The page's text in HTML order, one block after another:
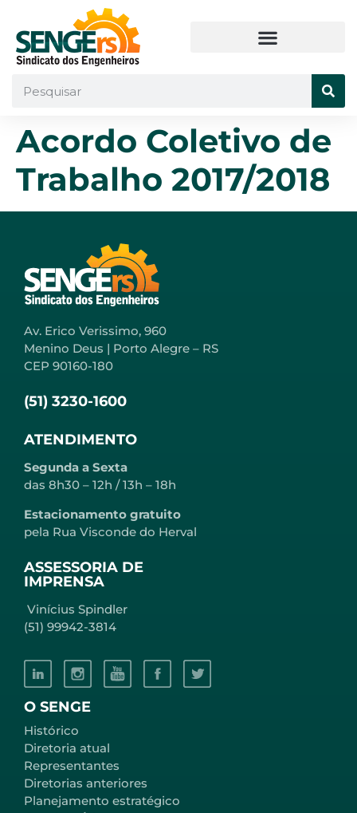
Acordo Coletivo de
Trabalho 2017/2018
O SENGE
Histórico
Diretoria atual
Representantes
Diretorias anteriores
Planejamento estratégico
Av. Erico Verissimo, 960
Menino Deus | Porto Alegre – RS
CEP 90160-180
(51) 3230-1600
ATENDIMENTO
Segunda a Sexta
das 8h30 – 12h / 13h – 18h
Estacionamento gratuito
pela Rua Visconde do Herval
ASSESSORIA DE
IMPRENSA
Vinícius Spindler
(51) 99942-3814